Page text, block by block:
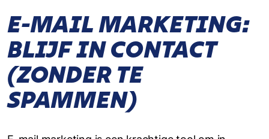
E-MAIL MARKETING:
BLIJF IN CONTACT
(ZONDER TE
SPAMMEN)